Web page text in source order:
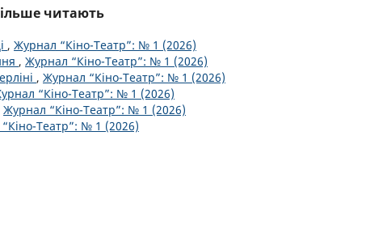
читають
, Журнал “Кіно-Театр”: № 1 (2026)
, Журнал “Кіно-Театр”: № 1 (2026)
, Журнал “Кіно-Театр”: № 1 (2026)
“Кіно-Театр”: № 1 (2026)
Журнал “Кіно-Театр”: № 1 (2026)
Театр”: № 1 (2026)